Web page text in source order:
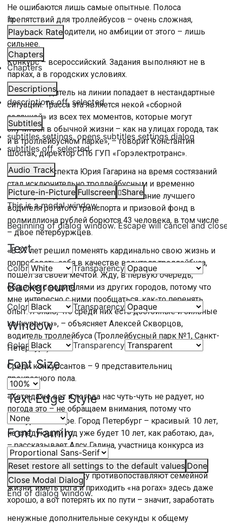
1x
Playback Rate
Chapters
Chapters
Descriptions
descriptions off, selected
Subtitles
subtitles settings, opens subtitles settings dialog
subtitles off, selected
Audio Track
Picture-in-Picture Fullscreen
Share
This is a modal window.
Beginning of dialog window. Escape will cancel and
Text
Color Transparency
Background
Color Transparency
Window
Color Transparency
Font Size
Text Edge Style
Font Family
Reset restore all settings to the default values Done
Close Modal Dialog
End of dialog window.
Не ошибаются лишь самые опытные. Полоса
препятствий для троллейбусов – очень сложная,
соглашаются водители, но амбиции от этого – лишь
сильнее.
Конкурс – всероссийский. Задания выполняют не в
парках, а в городских условиях.
«Любой водитель на линии попадает в нестандартные
ситуации. Трасса эта является некой «сборной
солянкой» из всех тех моментов, которые могут
случиться в обычной жизни – как на улицах города, так
и в троллейбусном парке», – говорит Константин
Шостак, директор СПб ГУП «Горэлектротранс».
Участок проспекта Юрия Гагарина на время состязаний
стал исключительно троллейбусным и временно
недоступен для автомобилей. За звание лучшего
водителя рогатого транспорта и призовой фонд в
полмиллиона рублей борются 43 человека, в том числе
– двое петербуржцев.
«В 37 лет решил поменять кардинально свою жизнь и
попробовать себя в качестве водителя троллейбуса,
пошел за своей мечтой. Жду, в первую очередь,
общения с водителями из других городов, потому что
мне интересно с ними пообщаться, как-то перенять
опыт. Я знаю, что среди них есть достойные и сильные
конкуренты», – объясняет Алексей Скворцов,
водитель троллейбуса (Троллейбусный парк №1, Санкт-
Петербург).
Среди конкурсантов – 9 представительниц
прекрасного пола.
«Хотя даже вот и погода нас чуть-чуть не радует, но
погода это – не обращаем внимания, потому что
конкурс в Питере. Город Петербург – красивый. 10 лет,
на следующий год уже будет 10 лет, как работаю, да»,
– рассказывает Алсу Галина, участница конкурса из
Уфы.
Этот конкурс в шутку противопоставляют семейной
жизни: иметь рога и приходить «на рогах» здесь даже
хорошо, а вот потерять их по пути – значит, заработать
ненужные дополнительные секунды к общему